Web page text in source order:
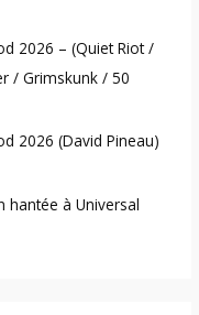
2026 – (Quiet Riot /
/ Grimskunk / 50
2026 (David Pineau)
hantée à Universal